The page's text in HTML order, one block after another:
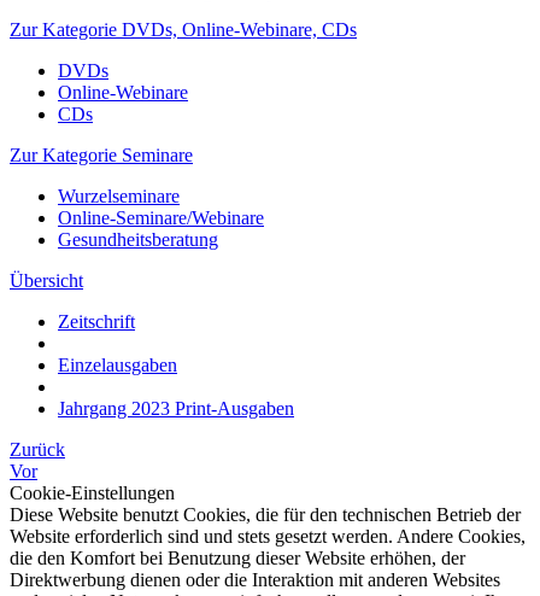
Zur Kategorie DVDs, Online-Webinare, CDs
DVDs
Online-Webinare
CDs
Zur Kategorie Seminare
Wurzelseminare
Online-Seminare/Webinare
Gesundheitsberatung
Übersicht
Zeitschrift
Einzelausgaben
Jahrgang 2023 Print-Ausgaben
Zurück
Vor
Cookie-Einstellungen
Diese Website benutzt Cookies, die für den technischen Betrieb der
Website erforderlich sind und stets gesetzt werden. Andere Cookies,
die den Komfort bei Benutzung dieser Website erhöhen, der
Direktwerbung dienen oder die Interaktion mit anderen Websites